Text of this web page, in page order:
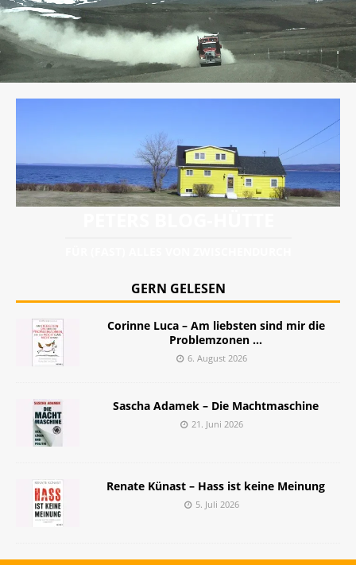
GERN GELESEN
Corinne Luca – Am liebsten sind mir die
Problemzonen …
6. August 2026
Sascha Adamek – Die Machtmaschine
21. Juni 2026
Renate Künast – Hass ist keine Meinung
5. Juli 2026